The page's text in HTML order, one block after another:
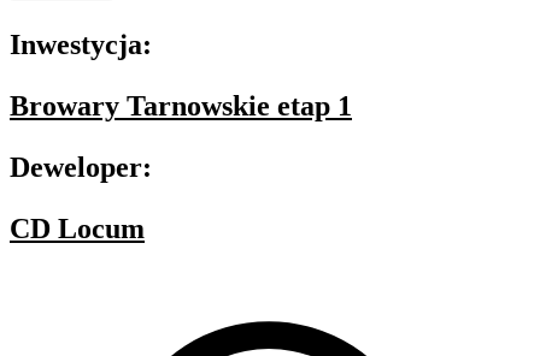
Inwestycja:
Browary Tarnowskie etap 1
Deweloper:
CD Locum